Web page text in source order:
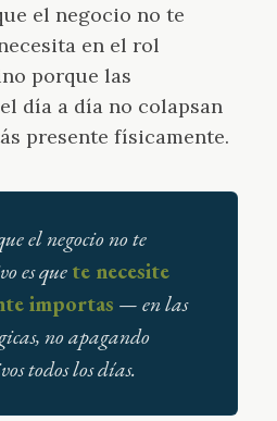
el negocio no te
en el rol
porque las
día a día no colapsan
presente físicamente.
el negocio no te
es quete necesite
importas — en las
no apagando
todos los días.